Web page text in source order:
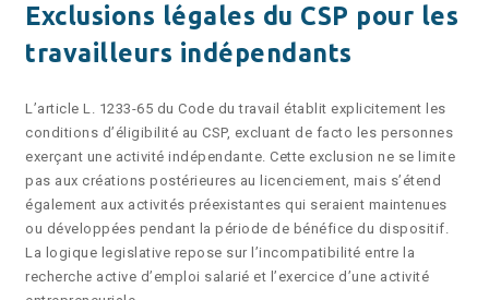
Exclusions légales du CSP pour les
travailleurs indépendants
L’article L. 1233-65 du Code du travail établit explicitement les
conditions d’éligibilité au CSP, excluant de facto les personnes
exerçant une activité indépendante. Cette exclusion ne se limite
pas aux créations postérieures au licenciement, mais s’étend
également aux activités préexistantes qui seraient maintenues
ou développées pendant la période de bénéfice du dispositif.
La logique legislative repose sur l’incompatibilité entre la
recherche active d’emploi salarié et l’exercice d’une activité